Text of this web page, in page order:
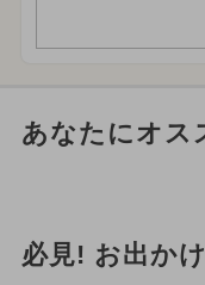
あなたにオス
必見! お出か